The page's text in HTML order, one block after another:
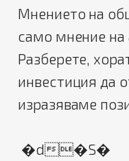
Мнението на
само мнение на
Разберете,
инвестиция да
изразяваме
�d�S�